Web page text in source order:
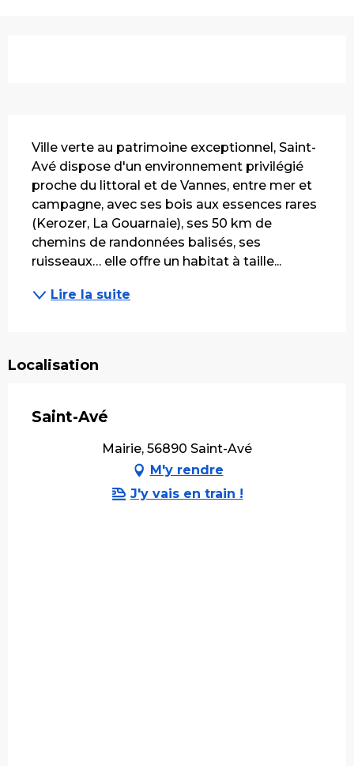
Ville verte au patrimoine exceptionnel, Saint-
Avé dispose d'un environnement privilégié
proche du littoral et de Vannes, entre mer et
campagne, avec ses bois aux essences rares
(Kerozer, La Gouarnaie), ses 50 km de
chemins de randonnées balisés, ses
ruisseaux… elle offre un habitat à taille...
Lire la suite
Localisation
Saint-Avé
Mairie, 56890 Saint-Avé
M'y rendre
J'y vais en train !